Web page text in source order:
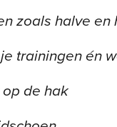
zoals halve en
trainingen én
de hak